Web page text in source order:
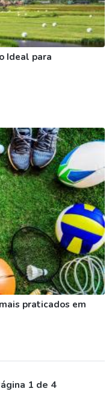
Ideal para
praticados em
1 de 4